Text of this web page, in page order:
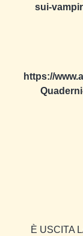
sui-
https://
È USCITA